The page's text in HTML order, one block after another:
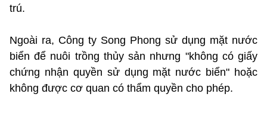
trú.
Ngoài ra, Công ty Song Phong sử dụng mặt nước
biển để nuôi trồng thủy sản nhưng "không có giấy
chứng nhận quyền sử dụng mặt nước biển" hoặc
không được cơ quan có thẩm quyền cho phép.